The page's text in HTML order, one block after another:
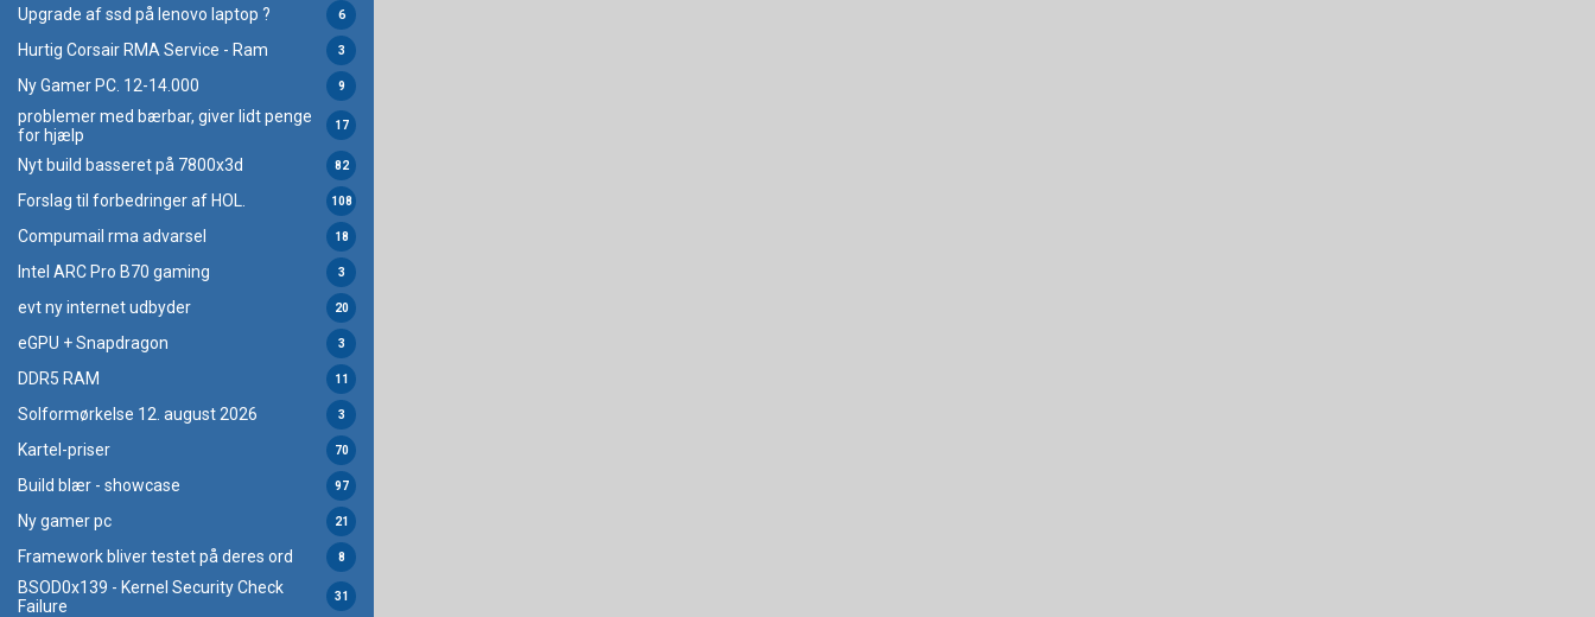
Upgrade af ssd på lenovo laptop ? 6
Hurtig Corsair RMA Service - Ram 3
Ny Gamer PC. 12-14.000 9
problemer med bærbar, giver lidt penge
for hjælp
17
Nyt build basseret på 7800x3d 82
Forslag til forbedringer af HOL. 108
Compumail rma advarsel 18
Intel ARC Pro B70 gaming 3
evt ny internet udbyder 20
eGPU + Snapdragon 3
DDR5 RAM 11
Solformørkelse 12. august 2026 3
Kartel-priser 70
Build blær - showcase 97
Ny gamer pc 21
Framework bliver testet på deres ord 8
BSOD0x139 - Kernel Security Check
Failure
31